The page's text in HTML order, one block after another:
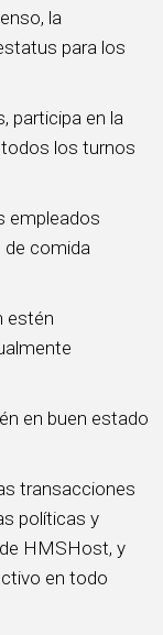
la
para los
participa en la
todos los turnos
empleados
comida
estén
en buen estado
transacciones
políticas y
HMSHost, y
en todo